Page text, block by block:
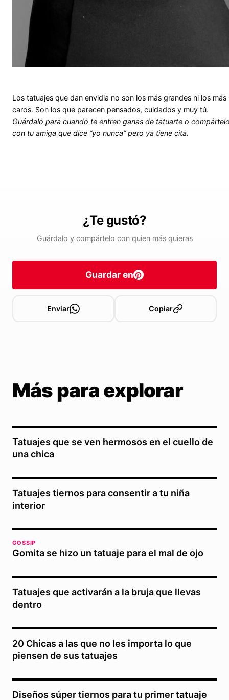
Los tatuajes que dan envidia no son los más grandes ni los más
caros. Son los que parecen pensados, cuidados y muy tú.
Guárdalo para cuando te entren ganas de tatuarte o
con tu amiga que dice “yo nunca” pero ya tiene cita.
¿Te gustó?
Guárdalo y compártelo con quien más quieras
Guardar en
Enviar Copiar
Más para explorar
Tatuajes que se ven hermosos en el cuello de
una chica
Tatuajes tiernos para consentir a tu niña
interior
GOSSIP
Gomita se hizo un tatuaje para el mal de ojo
Tatuajes que activarán a la bruja que llevas
dentro
20 Chicas a las que no les importa lo que
piensen de sus tatuajes
Diseños súper tiernos para tu primer tatuaje